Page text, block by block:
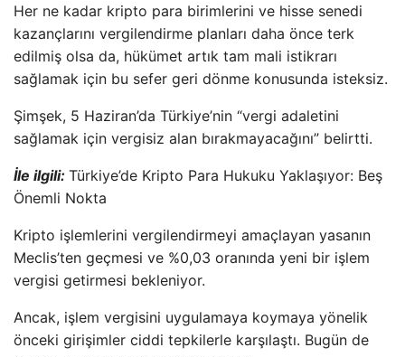
Her ne kadar kripto para birimlerini ve hisse senedi
kazançlarını vergilendirme planları daha önce terk
edilmiş olsa da, hükümet artık tam mali istikrarı
sağlamak için bu sefer geri dönme konusunda isteksiz.
Şimşek, 5 Haziran’da Türkiye’nin “vergi adaletini
sağlamak için vergisiz alan bırakmayacağını” belirtti.
İle ilgili: Türkiye’de Kripto Para Hukuku Yaklaşıyor: Beş
Önemli Nokta
Kripto işlemlerini vergilendirmeyi amaçlayan yasanın
Meclis’ten geçmesi ve %0,03 oranında yeni bir işlem
vergisi getirmesi bekleniyor.
Ancak, işlem vergisini uygulamaya koymaya yönelik
önceki girişimler ciddi tepkilerle karşılaştı. Bugün de